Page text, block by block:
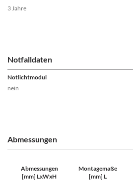
3 Jahre
Notfalldaten
Notlichtmodul
nein
Abmessungen
Abmessungen
[mm] LxWxH
Montagemaße
[mm] L